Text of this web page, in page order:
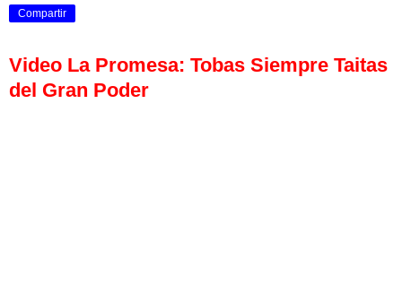
Compartir
Video La Promesa: Tobas Siempre Taitas
del Gran Poder